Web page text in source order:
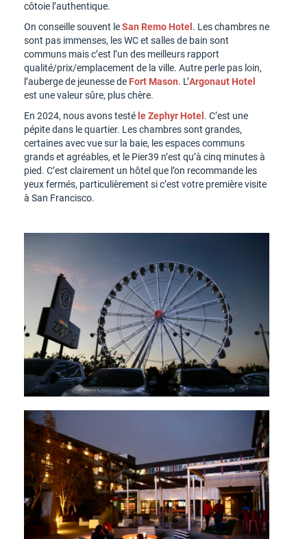
côtoie l’authentique.
On conseille souvent leSan Remo Hotel . Les chambres ne
sont pas immenses, les WC et salles de bain sont
communs mais c’est l’un des meilleurs rapport
qualité/prix/emplacement de la ville. Autre perle pas loin,
l’auberge de jeunesse de Fort Mason. L’Argonaut Hotel
est une valeur sûre, plus chère.
En 2024, nous avons testé le Zephyr Hotel . C’est une
pépite dans le quartier. Les chambres sont grandes,
certaines avec vue sur la baie, les espaces communs
grands et agréables, et le Pier39 n’est qu’à cinq minutes à
pied. C’est clairement un hôtel que l’on recommande les
yeux fermés, particulièrement si c’est votre première visite
à San Francisco.